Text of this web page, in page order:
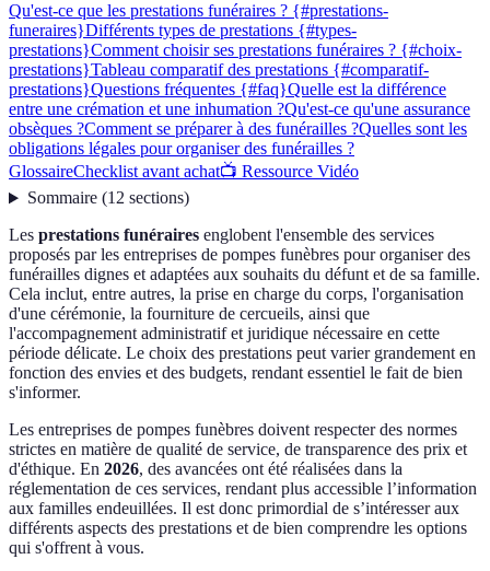
Qu'est-ce que les prestations funéraires ? {#prestations-
funeraires}Différents types de prestations {#types-
prestations}Comment choisir ses prestations funéraires ? {#choix-
prestations}Tableau comparatif des prestations {#comparatif-
prestations}Questions fréquentes {#faq}Quelle est la différence
entre une crémation et une inhumation ?Qu'est-ce qu'une assurance
obsèques ?Comment se préparer à des funérailles ?Quelles sont les
obligations légales pour organiser des funérailles ?
GlossaireChecklist avant achat📺 Ressource Vidéo
Sommaire(12 sections)
Les prestations funéraires englobent l'ensemble des services
proposés par les entreprises de pompes funèbres pour organiser des
funérailles dignes et adaptées aux souhaits du défunt et de sa famille.
Cela inclut, entre autres, la prise en charge du corps, l'organisation
d'une cérémonie, la fourniture de cercueils, ainsi que
l'accompagnement administratif et juridique nécessaire en cette
période délicate. Le choix des prestations peut varier grandement en
fonction des envies et des budgets, rendant essentiel le fait de bien
s'informer.
Les entreprises de pompes funèbres doivent respecter des normes
strictes en matière de qualité de service, de transparence des prix et
d'éthique. En 2026, des avancées ont été réalisées dans la
réglementation de ces services, rendant plus accessible l’information
aux familles endeuillées. Il est donc primordial de s’intéresser aux
différents aspects des prestations et de bien comprendre les options
qui s'offrent à vous.